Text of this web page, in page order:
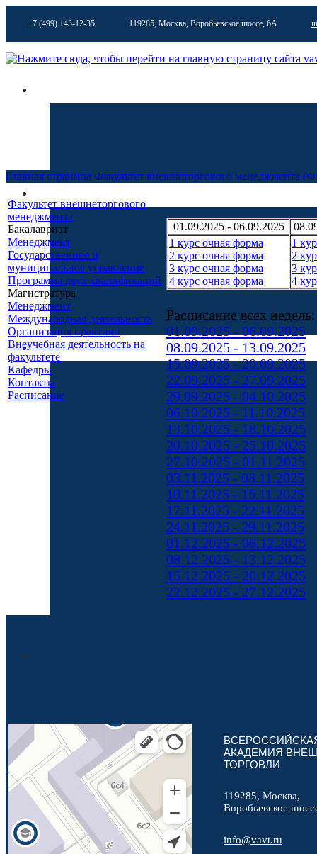
+7 (499) 143-12-35 119285, Москва, Воробьевское шоссе, 6А
Главная страница Факультет внешнеторгового менеджментa
Факультет внешнеторгового
менеджмента
Бакалавриат
Менеджмент
Государственное и
муниципальное управление
Программа двух квалификаций
Магистратура
Менеджмент
Международная деятельность
Организация практики
Внеучебная деятельность на
факультете
Кафедры
Контакты
Расписание
01.09.2025 - 06.09.2025
1 курс очная форма
2 курс очная форма
3 курс очная форма
4 курс очная форма
1
2
3
4
Расписание всех недель:
01.09.2025 - 06.09.2025
08.09.2025 - 13.09.2025
15.09.2025 - 20.09.2025
22.09.2025 - 27.09.2025
29.09.2025 - 04.10.2025
06.10.2025 - 11.10.2025
13.10.2025 - 18.10.2025
20.10.2025 - 25.10.2025
27.10.2025 - 01.11.2025
03.11.2025 - 08.11.2025
10.11.2025 - 15.11.2025
17.11.2025 - 22.11.2025
24.11.2025 - 29.11.2025
01.12.2025 - 06.12.2025
08.12.2025 - 13.12.2025
15.12.2025 - 20.12.2025
22.12.2025 - 27.12.2025
АКАДЕМИЯ
ТОРГОВЛИ
119285, Москва,
Воробьевское
info@vavt.ru